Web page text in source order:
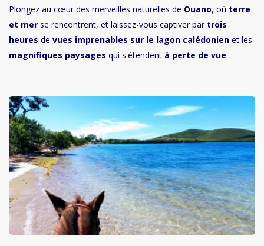
Plongez au cœur des merveilles naturelles de Ouano, où terre
et mer se rencontrent, et laissez-vous captiver partrois
heures de vues imprenables sur le lagon calédonien et les
magnifiques paysages qui s'étendent à perte de vue..